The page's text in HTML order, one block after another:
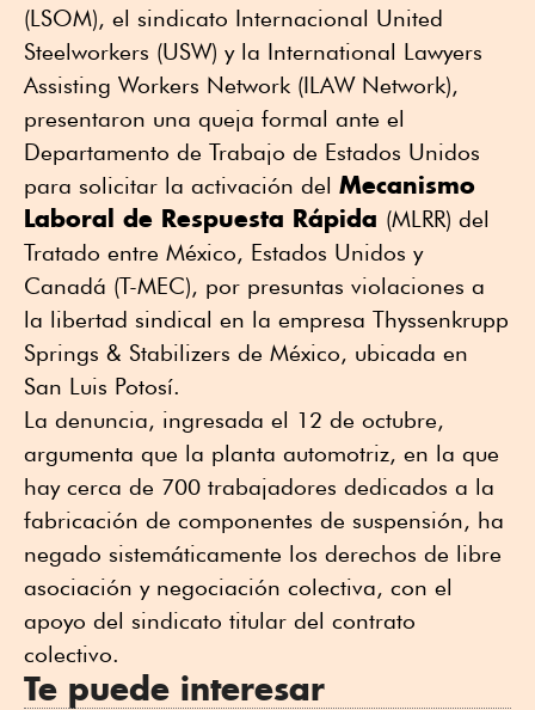
(LSOM), el sindicato Internacional United
Steelworkers (USW) y la International Lawyers
Assisting Workers Network (ILAW Network),
presentaron una queja formal ante el
Departamento de Trabajo de Estados Unidos
para solicitar la activación del Mecanismo
Laboral de Respuesta Rápida (MLRR) del
Tratado entre México, Estados Unidos y
Canadá (T-MEC), por presuntas violaciones a
la libertad sindical en la empresa Thyssenkrupp
Springs & Stabilizers de México, ubicada en
San Luis Potosí.
La denuncia, ingresada el 12 de octubre,
argumenta que la planta automotriz, en la que
hay cerca de 700 trabajadores dedicados a la
fabricación de componentes de suspensión, ha
negado sistemáticamente los derechos de libre
asociación y negociación colectiva, con el
apoyo del sindicato titular del contrato
colectivo.
Te puede interesar